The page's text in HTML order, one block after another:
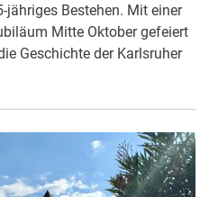
Bestehen. Mit einer
Mitte Oktober gefeiert
Geschichte der Karlsruher